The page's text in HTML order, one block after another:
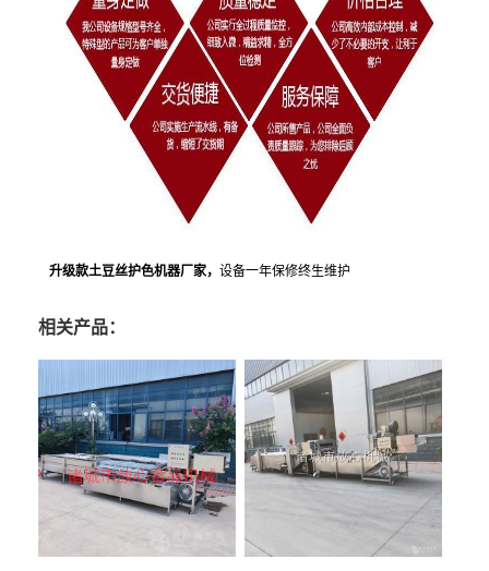
升级款土豆丝护色机器厂家， 设备一年保修终生维护
相关产品：